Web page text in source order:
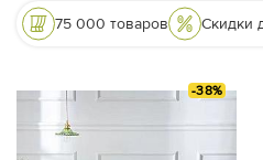
75 000 товаров Скидки
-38%